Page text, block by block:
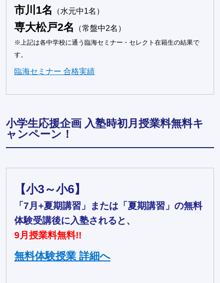
市川1名 （水元中1名）
専大松戸2名 （常盤中2名）
※上記は各中学校に通う臨海セミナー・セレクト在籍生の結果で
す。
臨海セミナー 合格実績
小学生応援企画 入塾時初月授業料無料キ
ャンペーン！
【小3～小6】
「7月+夏期講習」または「夏期講習」の無料
体験受講後に入塾されると、
9月授業料無料!!
無料体験授業 詳細へ